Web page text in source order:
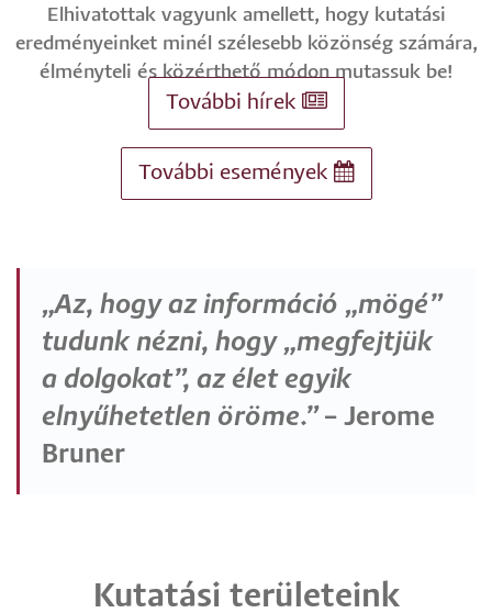
Elhivatottak vagyunk amellett, hogy kutatási
eredményeinket minél szélesebb közönség számára,
élményteli és közérthető módon mutassuk be!
További hírek
További események
„Az, hogy az információ „mögé”
tudunk nézni, hogy „megfejtjük
a dolgokat”, az élet egyik
elnyűhetetlen öröme.”– Jerome
Bruner
Kutatási területeink